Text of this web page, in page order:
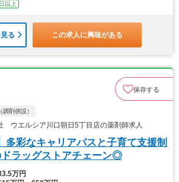
以上
る この求人に興味がある
保存する
調剤併設）
ウエルシア川口朝日5丁目店の薬剤師求人
多彩なキャリアパスと子育て支援制
ラッグストアチェーン◎
万円